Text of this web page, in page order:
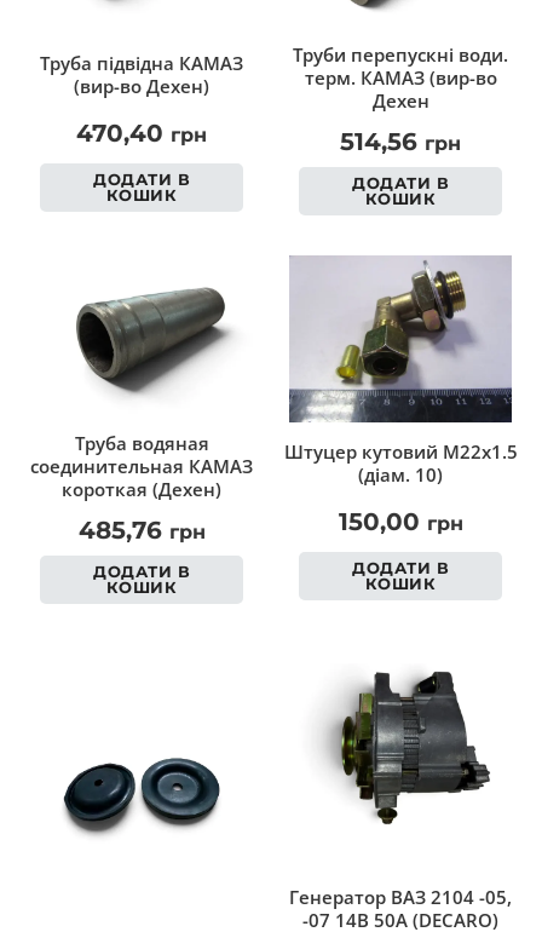
Труба підвідна КАМАЗ
(вир-во Дехен)
470,40 грн
ДОДАТИ В
КОШИК
Труби перепускні води.
терм. КАМАЗ (вир-во
Дехен
514,56 грн
ДОДАТИ В
КОШИК
Труба водяная
соединительная КАМАЗ
короткая (Дехен)
485,76 грн
ДОДАТИ В
КОШИК
Штуцер кутовий M22x1.5
(діам. 10)
150,00 грн
ДОДАТИ В
КОШИК
Генератор ВАЗ 2104 -05,
-07 14В 50А (DECARO)